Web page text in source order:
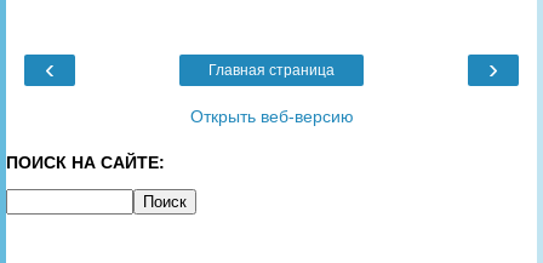
‹ ›
Главная страница
Открыть веб-версию
ПОИСК НА САЙТЕ: